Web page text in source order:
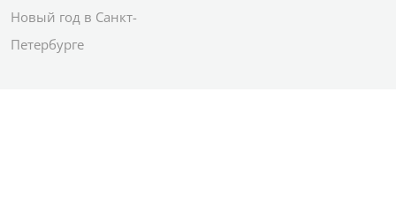
Новый год в Санкт-
Петербурге